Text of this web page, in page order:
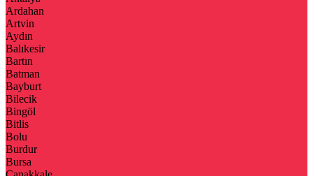
Ardahan
Artvin
Aydın
Balıkesir
Bartın
Batman
Bayburt
Bilecik
Bingöl
Bitlis
Bolu
Burdur
Bursa